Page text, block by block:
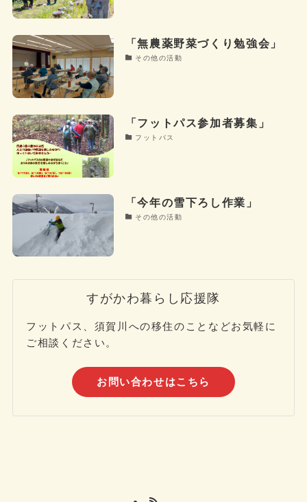
「無農薬野菜づくり勉強会」
その他の活動
「フットパス参加者募集」
フットパス
「今年の雪下ろし作業」
その他の活動
すがかわ暮らし応援隊
フットパス、須賀川への移住のことなどお気軽に
ご相談ください。
お問い合わせはこちら